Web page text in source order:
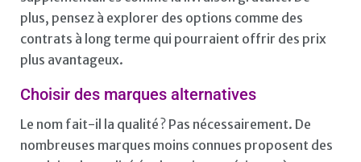
plus, pensez à explorer des options comme des
contrats à long terme qui pourraient offrir des prix
plus avantageux.
Choisir des marques alternatives
Le nom fait-il la qualité ? Pas nécessairement. De
nombreuses marques moins connues proposent des